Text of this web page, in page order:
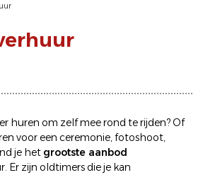
huren om zelf mee rond te rijden? Of
voor een ceremonie, fotoshoot,
je het grootste aanbod
. Er zijn oldtimers die je kan